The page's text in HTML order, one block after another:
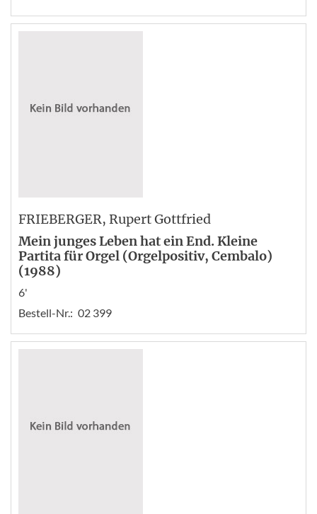
FRIEBERGER, Rupert Gottfried
Mein junges Leben hat ein End. Kleine
Partita für Orgel (Orgelpositiv, Cembalo)
(1988)
6'
Bestell-Nr.: 02 399